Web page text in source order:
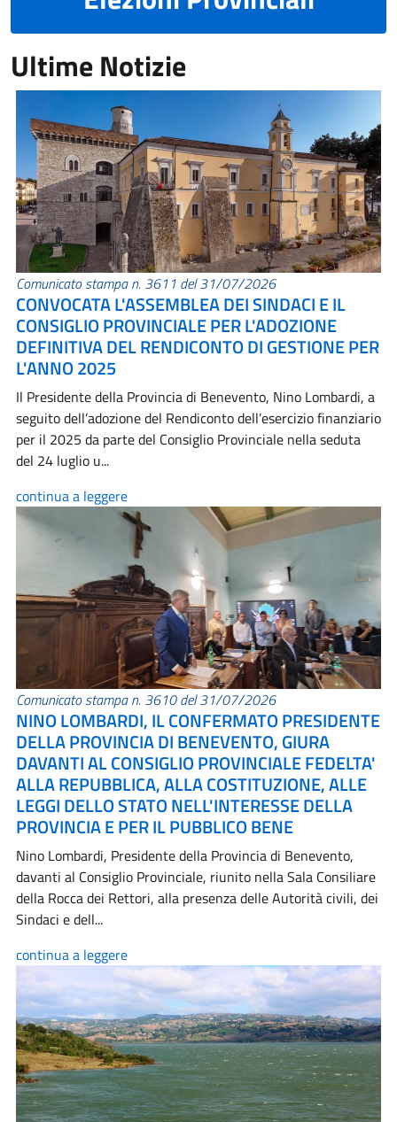
Ultime Notizie
Comunicato stampa n. 3611 del 31/07/2026
CONVOCATA L'ASSEMBLEA DEI SINDACI E IL
CONSIGLIO PROVINCIALE PER L'ADOZIONE
DEFINITIVA DEL RENDICONTO DI GESTIONE PER
L'ANNO 2025
Il Presidente della Provincia di Benevento, Nino Lombardi, a
seguito dell’adozione del Rendiconto dell’esercizio finanziario
per il 2025 da parte del Consiglio Provinciale nella seduta
del 24 luglio u...
continua a leggere
Comunicato stampa n. 3610 del 31/07/2026
NINO LOMBARDI, IL CONFERMATO PRESIDENTE
DELLA PROVINCIA DI BENEVENTO, GIURA
DAVANTI AL CONSIGLIO PROVINCIALE FEDELTA'
ALLA REPUBBLICA, ALLA COSTITUZIONE, ALLE
LEGGI DELLO STATO NELL'INTERESSE DELLA
PROVINCIA E PER IL PUBBLICO BENE
Nino Lombardi, Presidente della Provincia di Benevento,
davanti al Consiglio Provinciale, riunito nella Sala Consiliare
della Rocca dei Rettori, alla presenza delle Autorità civili, dei
Sindaci e dell...
continua a leggere